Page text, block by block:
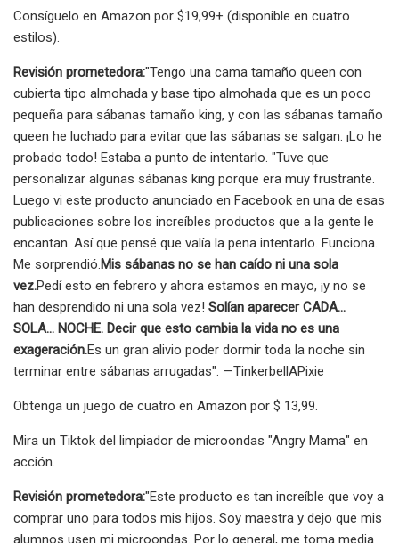
Consíguelo en Amazon por $19,99+ (disponible en cuatro
estilos).
Revisión prometedora:"Tengo una cama tamaño queen con
cubierta tipo almohada y base tipo almohada que es un poco
pequeña para sábanas tamaño king, y con las sábanas tamaño
queen he luchado para evitar que las sábanas se salgan. ¡Lo he
probado todo! Estaba a punto de intentarlo. "Tuve que
personalizar algunas sábanas king porque era muy frustrante.
Luego vi este producto anunciado en Facebook en una de esas
publicaciones sobre los increíbles productos que a la gente le
encantan. Así que pensé que valía la pena intentarlo. Funciona.
Me sorprendió.Mis sábanas no se han caído ni una sola
vez.Pedí esto en febrero y ahora estamos en mayo, ¡y no se
han desprendido ni una sola vez! Solían aparecer CADA...
SOLA... NOCHE. Decir que esto cambia la vida no es una
exageración.Es un gran alivio poder dormir toda la noche sin
terminar entre sábanas arrugadas". —TinkerbellAPixie
Obtenga un juego de cuatro en Amazon por $ 13,99.
Mira un Tiktok del limpiador de microondas "Angry Mama" en
acción.
Revisión prometedora:"Este producto es tan increíble que voy a
comprar uno para todos mis hijos. Soy maestra y dejo que mis
alumnos usen mi microondas. Por lo general, me toma media